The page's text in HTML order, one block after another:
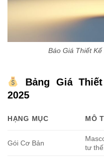
Báo Giá Thiết
Bảng Giá
2025
HẠNG MỤC MÔ
Gói Cơ Bản
tư